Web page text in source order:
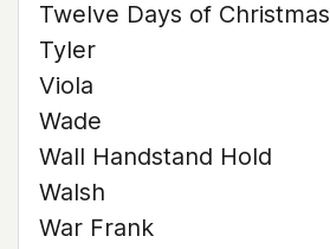
Twelve Days of Christmas
Tyler
Viola
Wade
Wall Handstand Hold
Walsh
War Frank